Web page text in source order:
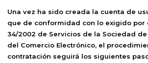
Una vez ha sido creada la cuenta de
que de conformidad con lo exigido por
34/2002 de Servicios de la Sociedad
del Comercio Electrónico, el
contratación seguirá los siguientes